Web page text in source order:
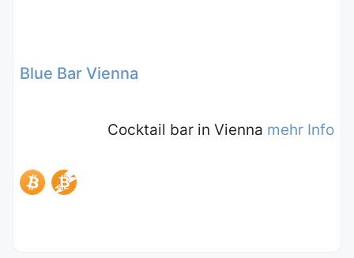
Blue Bar Vienna
Cocktail bar in Vienna mehr Info